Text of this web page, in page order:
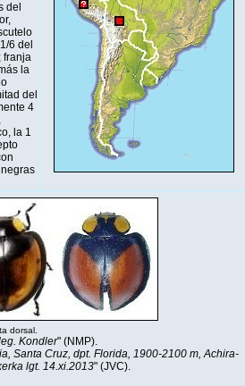
del
6 del
franja
la
del
4
la 1
dorsal.
Kondler" (NMP).
Santa Cruz, dpt. Florida, 1900-2100 m, Achira-
lgt. 14.xi.2013" (JVC).